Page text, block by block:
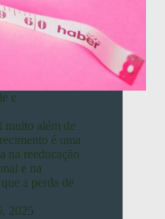
e
muito além de
é uma
na reeducação
e na
a perda de
2025